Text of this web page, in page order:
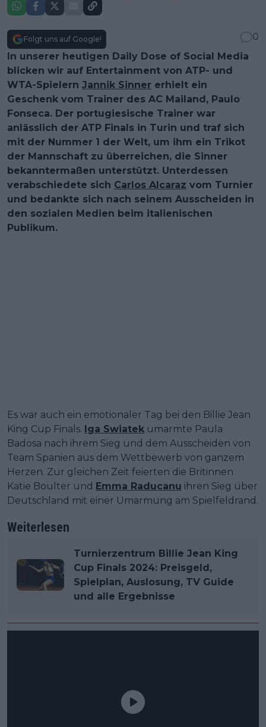
Folgt uns auf Google!
0
In unserer heutigen Daily Dose of Social Media
blicken wir auf Entertainment von ATP- und
WTA-Spielern Jannik Sinner erhielt ein
Geschenk vom Trainer des AC Mailand, Paulo
Fonseca. Der portugiesische Trainer war
anlässlich der ATP Finals in Turin und traf sich
mit der Nummer 1 der Welt, um ihm ein Trikot
der Mannschaft zu überreichen, die Sinner
bekanntermaßen unterstützt. Unterdessen
verabschiedete sich Carlos Alcaraz vom Turnier
und bedankte sich nach seinem Ausscheiden in
den sozialen Medien beim italienischen
Publikum.
Es war auch ein emotionaler Tag bei den Billie Jean
King Cup Finals. Iga Swiatek umarmte Paula
Badosa nach ihrem Sieg und dem Ausscheiden von
Team Spanien aus dem Wettbewerb von ganzem
Herzen. Zur gleichen Zeit feierten die Britinnen
Katie Boulter und Emma Raducanu ihren Sieg über
Deutschland mit einer Umarmung am Spielfeldrand.
Weiterlesen
Turnierzentrum Billie Jean King
Cup Finals 2024: Preisgeld,
Spielplan, Auslosung, TV Guide
und alle Ergebnisse